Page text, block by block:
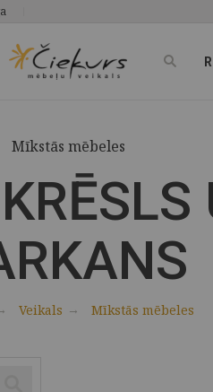
Mīkstās mēbeles
Veikals Mīkstās mēbeles